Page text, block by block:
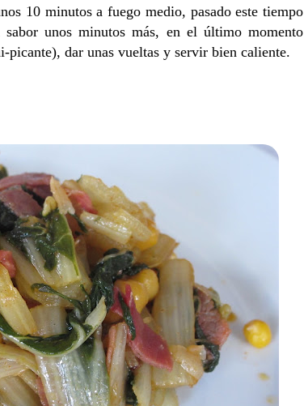
10 minutos a fuego medio, pasado este tiempo
unos minutos más, en el último momento
picante), dar unas vueltas y servir bien caliente.